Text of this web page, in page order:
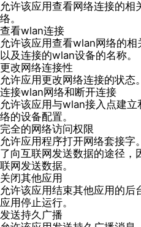
允许该应用查看网络连接的相
络。
查看wlan连接
允许该应用查看wlan网络的
以及连接的wlan设备的名称。
更改网络连接性
允许应用更改网络连接的状态。
连接wlan网络和断开连接
允许该应用与wlan接入点建
络的设备配置。
完全的网络访问权限
允许应用程序打开网络套接
了向互联网发送数据的途径，
联网发送数据。
关闭其他应用
允许该应用结束其他应用的
应用停止运行。
发送持久广播